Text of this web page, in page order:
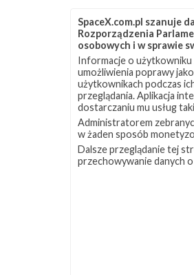
będzie
radiowych na
startu na orbitę
ICEYE-X2
Jest to prototyp,
obrazującej
rzeczywistym.
SpaceX.com.pl szanuje
Rozporządzenia
osobowych i w sprawie
Informacje o użytkowniku
umożliwienia poprawy
użytkownikach podczas
przeglądania. Aplikacja
dostarczaniu mu usług
Administratorem
w żaden sposób
Dalsze przeglądanie tej
przechowywanie danych